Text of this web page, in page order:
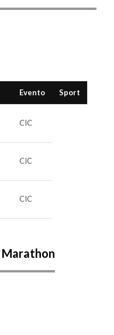
Evento Sport
CIC
CIC
CIC
Marathon